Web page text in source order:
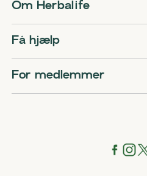
Om Herbalife
Få hjælp
For medlemmer